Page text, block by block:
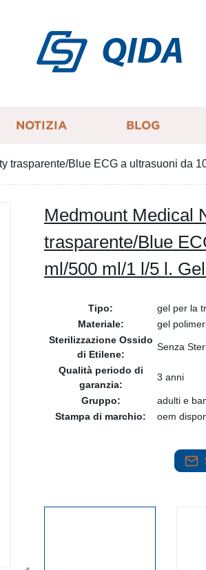
QIDA
NOTIZIA BLOG
trasparente/Blue ECG a ultrasuoni da
Medmount Medical
trasparente/Blue
ml/500 ml/1 l/5 l.
Tipo:
gel per la
Materiale:
gel
Sterilizzazione Ossido
di Etilene:
Senza
Qualità periodo di
garanzia:
3 anni
Gruppo:
adulti e
Stampa di marchio:
oem